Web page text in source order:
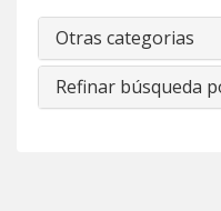
Otras categorias
Refinar búsqueda